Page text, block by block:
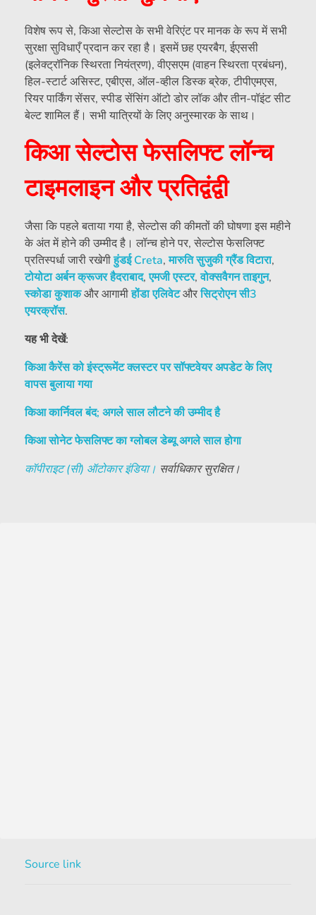
विशेष रूप से, किआ सेल्टोस के सभी वेरिएंट पर मानक के रूप में सभी
सुरक्षा सुविधाएँ प्रदान कर रहा है। इसमें छह एयरबैग, ईएससी
(इलेक्ट्रॉनिक स्थिरता नियंत्रण), वीएसएम (वाहन स्थिरता प्रबंधन),
हिल-स्टार्ट असिस्ट, एबीएस, ऑल-व्हील डिस्क ब्रेक, टीपीएमएस,
रियर पार्किंग सेंसर, स्पीड सेंसिंग ऑटो डोर लॉक और तीन-पॉइंट सीट
बेल्ट शामिल हैं। सभी यात्रियों के लिए अनुस्मारक के साथ।
किआ सेल्टोस फेसलिफ्ट लॉन्च
टाइमलाइन और प्रतिद्वंद्वी
जैसा कि पहले बताया गया है, सेल्टोस की कीमतों की घोषणा इस महीने
के अंत में होने की उम्मीद है। लॉन्च होने पर, सेल्टोस फेसलिफ्ट
प्रतिस्पर्धा जारी रखेगीहुंडई Creta,मारुति सुजुकी ग्रैंड विटारा,
टोयोटा अर्बन क्रूजर हैदराबाद,एमजी एस्टर,वोक्सवैगन ताइगुन,
स्कोडा कुशाकऔर आगामीहोंडा एलिवेटऔरसिट्रोएन सी3
एयरक्रॉस.
यह भी देखें:
किआ कैरेंस को इंस्ट्रूमेंट क्लस्टर पर सॉफ्टवेयर अपडेट के लिए
वापस बुलाया गया
किआ कार्निवल बंद; अगले साल लौटने की उम्मीद है
किआ सोनेट फेसलिफ्ट का ग्लोबल डेब्यू अगले साल होगा
कॉपीराइट (सी) ऑटोकार इंडिया। सर्वाधिकार सुरक्षित।
Source link